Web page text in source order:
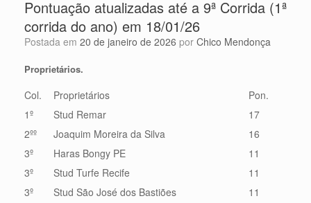
Pontuação atualizadas até a 9ª Corrida (1ª
corrida do ano) em 18/01/26
Postada em 20 de janeiro de 2026 por Chico Mendonça
Proprietários.
Col. Proprietários
Pon.
1º
Stud Remar
17
2ºº
Joaquim Moreira da Silva
16
3º
Haras Bongy PE
11
3º
Stud Turfe Recife
11
3º
Stud São José dos Bastiões
11